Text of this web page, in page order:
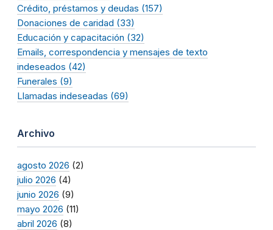
Crédito, préstamos y deudas (157)
Donaciones de caridad (33)
Educación y capacitación (32)
Emails, correspondencia y mensajes de texto
indeseados (42)
Funerales (9)
Llamadas indeseadas (69)
Archivo
agosto 2026 (2)
julio 2026 (4)
junio 2026 (9)
mayo 2026 (11)
abril 2026 (8)